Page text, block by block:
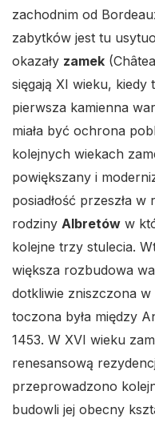
zachodnim od
zabytków jest tu
okazały zamek
sięgają XI wieku, kiedy
pierwsza kamienna
miała być ochrona
kolejnych wiekach
powiększany i
posiadłość przeszła
rodziny Albretów w
kolejne trzy stulecia.
większa rozbudowa
dotkliwie zniszczona w
toczona była między
1453. W XVI wieku
renesansową
przeprowadzono
budowli jej obecny